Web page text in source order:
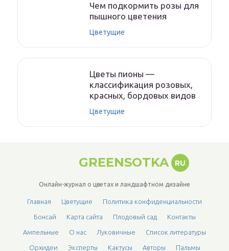
Чем подкормить розы для
пышного цветения
Цветущие
Цветы пионы —
классификация розовых,
красных, бордовых видов
Цветущие
GREENSOTKA RU
Онлайн-журнал о цветах и ландшафтном дизайне
Главная Цветущие Политика конфиденциальности
Бонсай Карта сайта Плодовый сад Контакты
Ампельные О нас Луковичные Список литературы
Орхидеи Эксперты Кактусы Авторы Пальмы